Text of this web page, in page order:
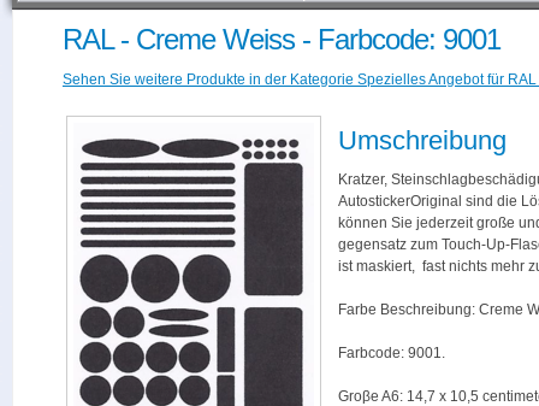
RAL - Creme Weiss - Farbcode: 9001
Sehen Sie weitere Produkte in der Kategorie Spezielles Angebot für
Umschreibung
Kratzer,
AutostickerOriginal sind die
können Sie jederzeit große
gegensatz zum Touch-Up-
ist maskiert, fast nichts mehr
Farbe Beschreibung: Creme
Farbcode: 9001.
Groβe A6: 14,7 x 10,5